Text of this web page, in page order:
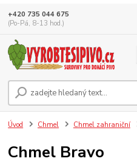
+420 735 044 675
(Po-Pá, 8-13 hod.)
Úvod Chmel Chmel zahraniční
Chmel Bravo